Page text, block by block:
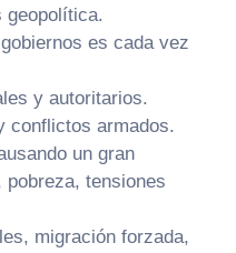
geopolítica.
es cada vez
y autoritarios.
conflictos armados.
un gran
tensiones
migración forzada,